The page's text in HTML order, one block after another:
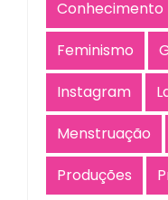
Conhecimento
Feminismo
Instagram
Menstruação
Produções